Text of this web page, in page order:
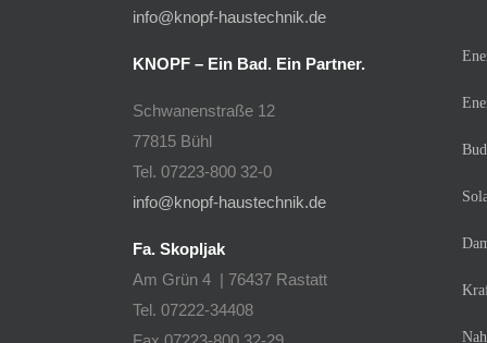
info@knopf-haustechnik.de
KNOPF – Ein Bad. Ein Partner.
Schwanenstraße 12
77815 Bühl
Tel. 07223-800 32-0
info@knopf-haustechnik.de
Fa. Skopljak
Am Grün 4 | 76437 Rastatt
Tel. 07222-34408